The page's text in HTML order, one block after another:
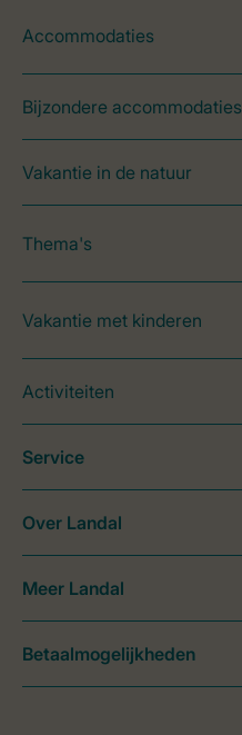
Accommodaties
Bijzondere accommodaties
Vakantie in de natuur
Thema's
Vakantie met kinderen
Activiteiten
Service
Over Landal
Meer Landal
Betaalmogelijkheden